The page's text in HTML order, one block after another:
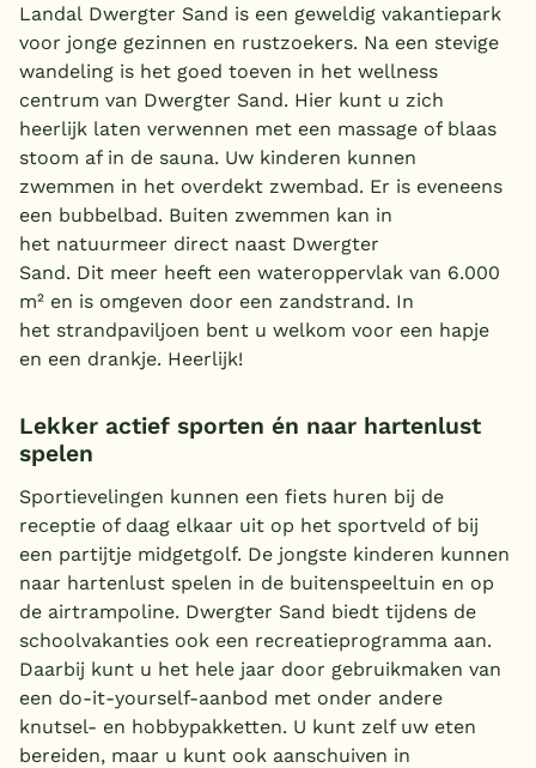
Landal Dwergter Sand is een geweldig vakantiepark
voor jonge gezinnen en rustzoekers. Na een stevige
wandeling is het goed toeven in het wellness
centrum van Dwergter Sand. Hier kunt u zich
heerlijk laten verwennen met een massage of blaas
stoom af in de sauna. Uw kinderen kunnen
zwemmen in het overdekt zwembad. Er is eveneens
een bubbelbad. Buiten zwemmen kan in
het natuurmeer direct naast Dwergter
Sand. Dit meer heeft een wateroppervlak van 6.000
m² en is omgeven door een zandstrand. In
het strandpaviljoen bent u welkom voor een hapje
en een drankje. Heerlijk!
Lekker actief sporten én naar hartenlust
spelen
Sportievelingen kunnen een fiets huren bij de
receptie of daag elkaar uit op het sportveld of bij
een partijtje midgetgolf. De jongste kinderen kunnen
naar hartenlust spelen in de buitenspeeltuin en op
de airtrampoline. Dwergter Sand biedt tijdens de
schoolvakanties ook een recreatieprogramma aan.
Daarbij kunt u het hele jaar door gebruikmaken van
een do-it-yourself-aanbod met onder andere
knutsel- en hobbypakketten. U kunt zelf uw eten
bereiden, maar u kunt ook aanschuiven in